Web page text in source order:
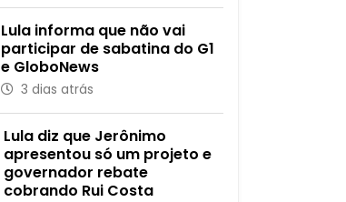
Lula informa que não vai
participar de sabatina do G1
e GloboNews
3 dias atrás
Lula diz que Jerônimo
apresentou só um projeto e
governador rebate
cobrando Rui Costa